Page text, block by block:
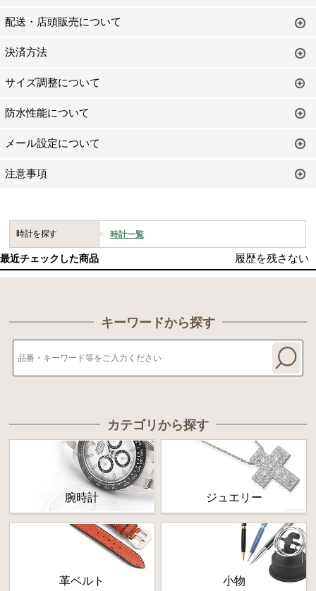
配送・店頭販売について
決済方法
サイズ調整について
防水性能について
メール設定について
注意事項
時計を探す 時計一覧
最近チェックした商品 履歴を残さない
キーワードから探す
カテゴリから探す
腕時計 ジュエリー
革ベルト 小物